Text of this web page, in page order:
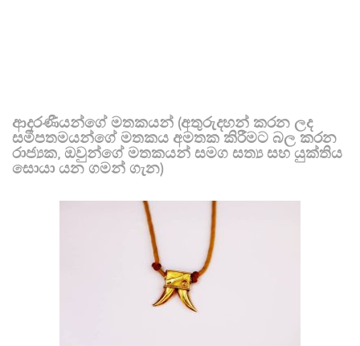
ආදරණීයන්ගේ මතකයන් (අතුරුදහන් කරන ලද
සමීපතමයන්ගේ මතකය අමතක කිරීමට බල කරන
රාජ්‍යක, ඔවුන්ගේ මතකයන් සමග සත්‍ය සහ යුක්තිය
සොයා යන ගමන් ගැන)